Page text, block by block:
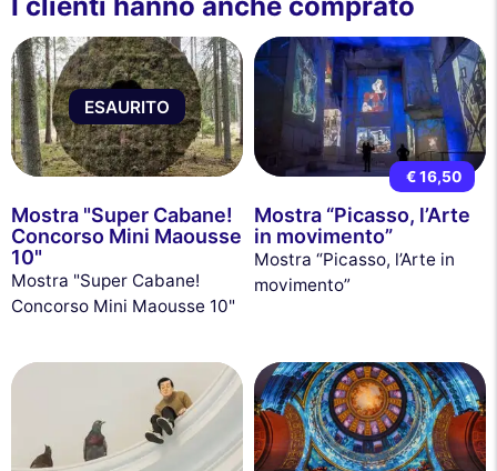
I clienti hanno anche comprato
ESAURITO
Mostra "Super Cabane!
Concorso Mini Maousse
10"
Mostra "Super Cabane!
Concorso Mini Maousse 10"
€ 16,50
Mostra “Picasso, l’Arte
in movimento”
Mostra “Picasso, l’Arte in
movimento”